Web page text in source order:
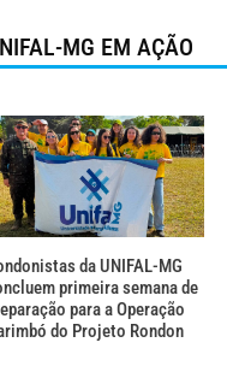
MG EM AÇÃO
da UNIFAL-MG
primeira semana de
para a Operação
do Projeto Rondon